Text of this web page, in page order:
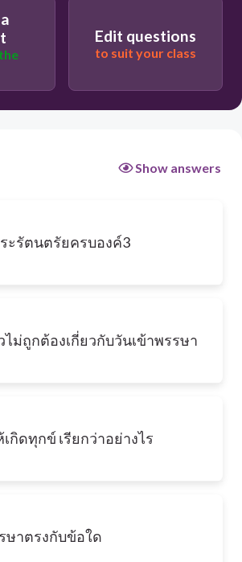
Edit questions
to suit your class
Show answers
ะรัตนตรัยครบองค์3
ม่ถูกต้องเกี่ยวกับวันเข้าพรรษา
กิดทุกข์ เรียกว่าอย่างไร
ษาตรงกับข้อใด